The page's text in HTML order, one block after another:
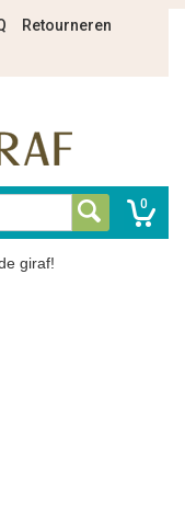
Retourneren
0
giraf!